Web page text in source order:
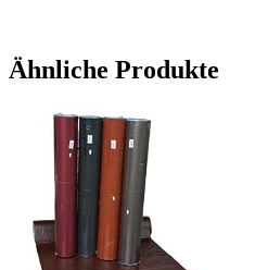
Ähnliche Produkte